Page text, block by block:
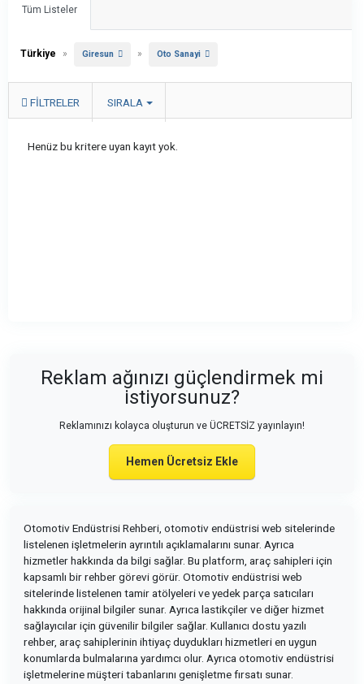
Tüm Listeler
Türkiye » Giresun » Oto Sanayi
FILTRELER SIRALA
Henüz bu kritere uyan kayıt yok.
Reklam ağınızı güçlendirmek mi
istiyorsunuz?
Reklamınızı kolayca oluşturun ve ÜCRETSİZ yayınlayın!
Hemen Ücretsiz Ekle
Otomotiv Endüstrisi Rehberi, otomotiv endüstrisi web sitelerinde
listelenen işletmelerin ayrıntılı açıklamalarını sunar. Ayrıca
hizmetler hakkında da bilgi sağlar. Bu platform, araç sahipleri için
kapsamlı bir rehber görevi görür. Otomotiv endüstrisi web
sitelerinde listelenen tamir atölyeleri ve yedek parça satıcıları
hakkında orijinal bilgiler sunar. Ayrıca lastikçiler ve diğer hizmet
sağlayıcılar için güvenilir bilgiler sağlar. Kullanıcı dostu yazılı
rehber, araç sahiplerinin ihtiyaç duydukları hizmetleri en uygun
konumlarda bulmalarına yardımcı olur. Ayrıca otomotiv endüstrisi
işletmelerine müşteri tabanlarını genişletme fırsatı sunar.